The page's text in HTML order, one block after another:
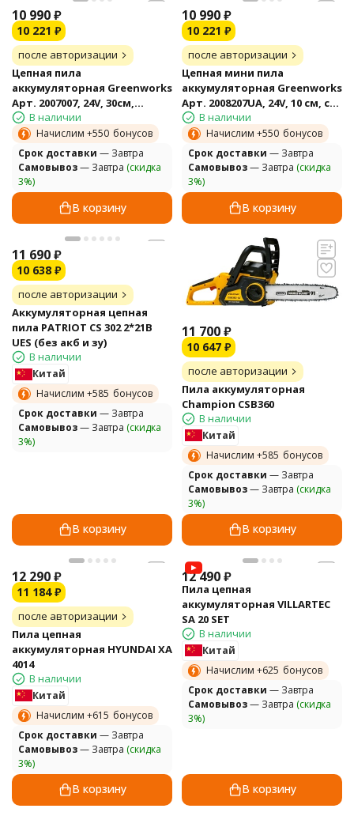
10 990₽
10 221 ₽
после авторизации
Цепная пила
аккумуляторная Greenworks
Арт. 2007007, 24V, 30см,
бесщеточная, без АКБ и ЗУ
В наличии
Начислим +550 бонусов
Cрок доставки — Завтра
Самовывоз— Завтра (скидка
3%)
В корзину
10 990₽
10 221 ₽
после авторизации
Цепная мини пила
аккумуляторная Greenworks
Арт. 2008207UA, 24V, 10 см, с
АКБ и ЗУ
В наличии
Начислим +550 бонусов
Cрок доставки — Завтра
Самовывоз— Завтра (скидка
3%)
В корзину
11 690₽
10 638 ₽
после авторизации
Аккумуляторная цепная
пила PATRIOT CS 302 2*21В
UES (без акб и зу)
В наличии
Китай
Начислим +585 бонусов
Cрок доставки — Завтра
Самовывоз— Завтра (скидка
3%)
В корзину
11 700₽
10 647 ₽
после авторизации
Пила аккумуляторная
Champion CSB360
В наличии
Китай
Начислим +585 бонусов
Cрок доставки — Завтра
Самовывоз— Завтра (скидка
3%)
В корзину
12 290₽
11 184 ₽
после авторизации
Пила цепная
аккумуляторная HYUNDAI XA
4014
В наличии
Китай
Начислим +615 бонусов
Cрок доставки — Завтра
Самовывоз— Завтра (скидка
3%)
В корзину
12 490₽
Пила цепная
аккумуляторная VILLARTEC
SA 20 SET
В наличии
Китай
Начислим +625 бонусов
Cрок доставки — Завтра
Самовывоз— Завтра (скидка
3%)
В корзину